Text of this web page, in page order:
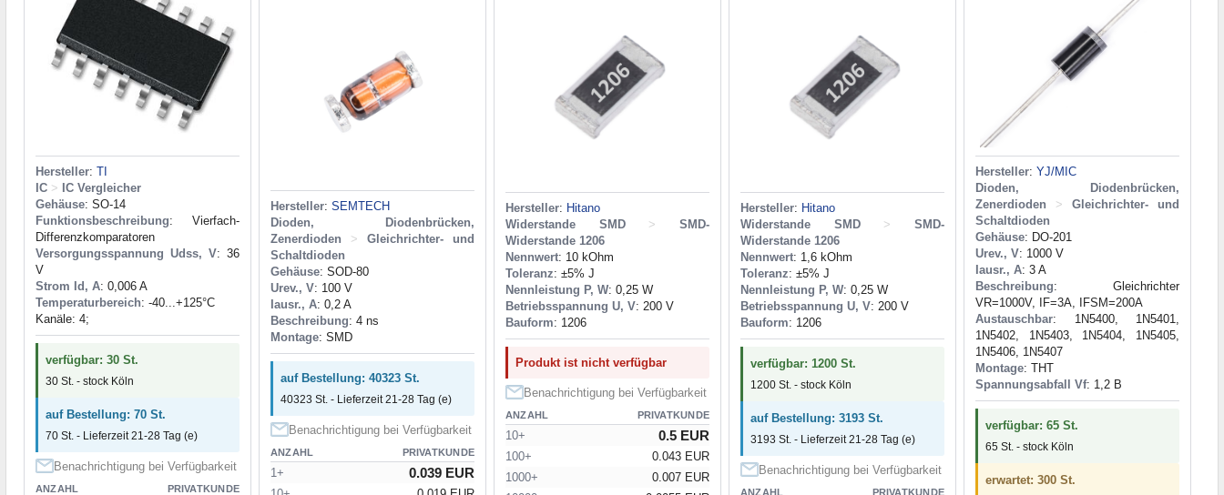
Hersteller: TI
IC > IC Vergleicher
Gehäuse: SO-14
Funktionsbeschreibung: Vierfach-
Differenzkomparatoren
Versorgungsspannung Udss, V: 36
V
Strom Id, A: 0,006 A
Temperaturbereich: -40...+125°С
Kanäle: 4;
verfügbar: 30 St.
30 St. - stock Köln
auf Bestellung: 70 St.
70 St. - Lieferzeit 21-28 Tag (e)
Benachrichtigung bei Verfügbarkeit
ANZAHL PRIVATKUNDE
Hersteller: SEMTECH
Dioden, Diodenbrücken,
Zenerdioden
>
Gleichrichter- und
Schaltdioden
Gehäuse: SOD-80
Urev., V: 100 V
Iausr., A: 0,2 A
Beschreibung: 4 ns
Montage: SMD
auf Bestellung: 40323 St.
40323 St. - Lieferzeit 21-28 Tag (e)
Benachrichtigung bei Verfügbarkeit
ANZAHL PRIVATKUNDE
1+ 0.039 EUR
Hersteller: Hitano
Widerstande SMD
>
SMD-
Widerstande 1206
Nennwert: 10 kOhm
Toleranz: ±5% J
Nennleistung P, W: 0,25 W
Betriebsspannung U, V: 200 V
Bauform: 1206
Produkt ist nicht verfügbar
Benachrichtigung bei Verfügbarkeit
ANZAHL PRIVATKUNDE
10+ 0.5 EUR
100+
0.043 EUR
1000+
0.007 EUR
Hersteller: Hitano
Widerstande SMD
>
SMD-
Widerstande 1206
Nennwert: 1,6 kOhm
Toleranz: ±5% J
Nennleistung P, W: 0,25 W
Betriebsspannung U, V: 200 V
Bauform: 1206
verfügbar: 1200 St.
1200 St. - stock Köln
auf Bestellung: 3193 St.
3193 St. - Lieferzeit 21-28 Tag (e)
Benachrichtigung bei Verfügbarkeit
ANZAHL PRIVATKUNDE
Hersteller: YJ/MIC
Dioden, Diodenbrücken,
Zenerdioden
>
Gleichrichter- und
Schaltdioden
Gehäuse: DO-201
Urev., V: 1000 V
Iausr., A: 3 A
Beschreibung: Gleichrichter
VR=1000V, IF=3A, IFSM=200A
Austauschbar: 1N5400, 1N5401,
1N5402, 1N5403, 1N5404, 1N5405,
1N5406, 1N5407
Montage: THT
Spannungsabfall Vf: 1,2 В
verfügbar: 65 St.
65 St. - stock Köln
erwartet: 300 St.